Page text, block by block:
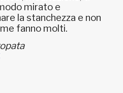
mirato e
la stanchezza e non
fanno molti.